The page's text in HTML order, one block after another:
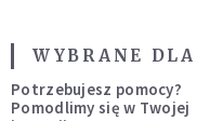
WYBRANE
Potrzebujesz pomocy?
Pomodlimy się w Twojej